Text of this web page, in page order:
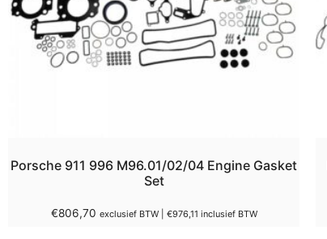
Porsche 911 996 M96.01/02/04 Engine Gasket
Set
€806,70 exclusief BTW | €976,11 inclusief BTW